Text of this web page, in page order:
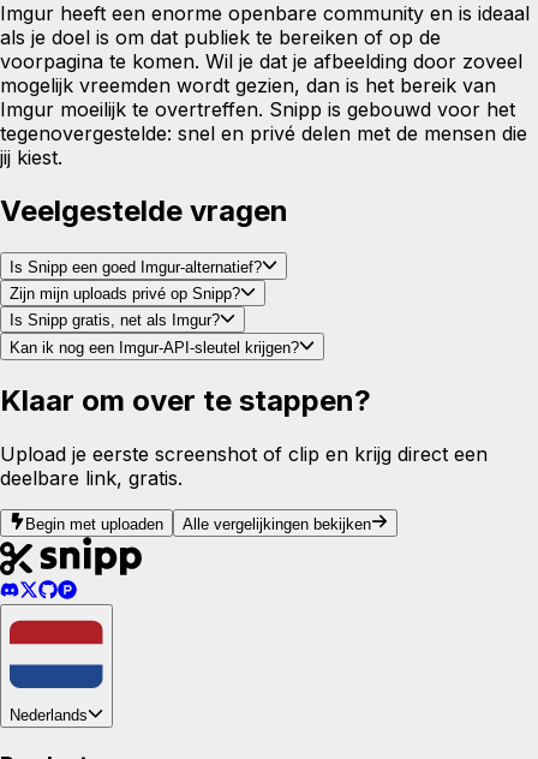
Imgur heeft een enorme openbare community en is ideaal
als je doel is om dat publiek te bereiken of op de
voorpagina te komen. Wil je dat je afbeelding door zoveel
mogelijk vreemden wordt gezien, dan is het bereik van
Imgur moeilijk te overtreffen. Snipp is gebouwd voor het
tegenovergestelde: snel en privé delen met de mensen die
jij kiest.
Veelgestelde vragen
Is Snipp een goed Imgur-alternatief?
Zijn mijn uploads privé op Snipp?
Is Snipp gratis, net als Imgur?
Kan ik nog een Imgur-API-sleutel krijgen?
Klaar om over te stappen?
Upload je eerste screenshot of clip en krijg direct een
deelbare link, gratis.
Begin met uploaden Alle vergelijkingen bekijken
Nederlands